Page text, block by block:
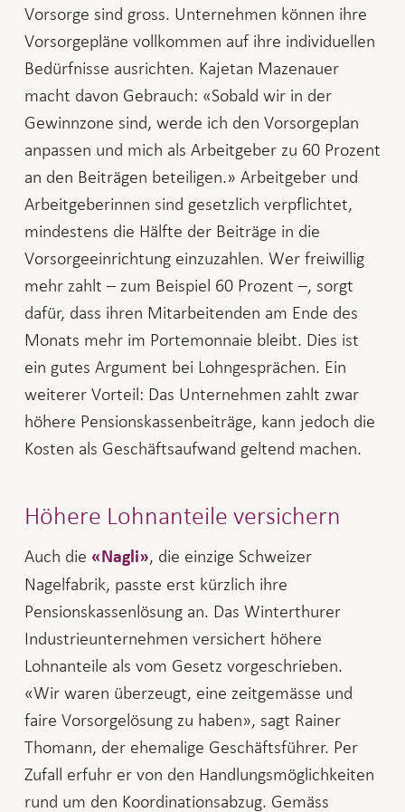
Vorsorge sind gross. Unternehmen können ihre
Vorsorgepläne vollkommen auf ihre individuellen
Bedürfnisse ausrichten. Kajetan Mazenauer
macht davon Gebrauch: «Sobald wir in der
Gewinnzone sind, werde ich den Vorsorgeplan
anpassen und mich als Arbeitgeber zu 60 Prozent
an den Beiträgen beteiligen.» Arbeitgeber und
Arbeitgeberinnen sind gesetzlich verpflichtet,
mindestens die Hälfte der Beiträge in die
Vorsorgeeinrichtung einzuzahlen. Wer freiwillig
mehr zahlt – zum Beispiel 60 Prozent –, sorgt
dafür, dass ihren Mitarbeitenden am Ende des
Monats mehr im Portemonnaie bleibt. Dies ist
ein gutes Argument bei Lohngesprächen. Ein
weiterer Vorteil: Das Unternehmen zahlt zwar
höhere Pensionskassenbeiträge, kann jedoch die
Kosten als Geschäftsaufwand geltend machen.
Höhere Lohnanteile versichern
Auch die «Nagli», die einzige Schweizer
Nagelfabrik, passte erst kürzlich ihre
Pensionskassenlösung an. Das Winterthurer
Industrieunternehmen versichert höhere
Lohnanteile als vom Gesetz vorgeschrieben.
«Wir waren überzeugt, eine zeitgemässe und
faire Vorsorgelösung zu haben», sagt Rainer
Thomann, der ehemalige Geschäftsführer. Per
Zufall erfuhr er von den Handlungsmöglichkeiten
rund um den Koordinationsabzug. Gemäss